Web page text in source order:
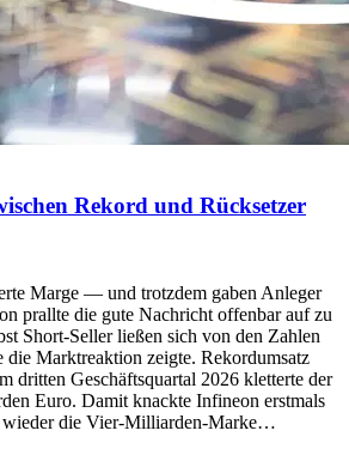
Rekord und Rücksetzer
Marge — und trotzdem gaben Anleger
prallte die gute Nachricht offenbar auf zu
Short-Seller ließen sich von den Zahlen
Marktreaktion zeigte. Rekordumsatz
dritten Geschäftsquartal 2026 kletterte der
Euro. Damit knackte Infineon erstmals
wieder die Vier-Milliarden-Marke…